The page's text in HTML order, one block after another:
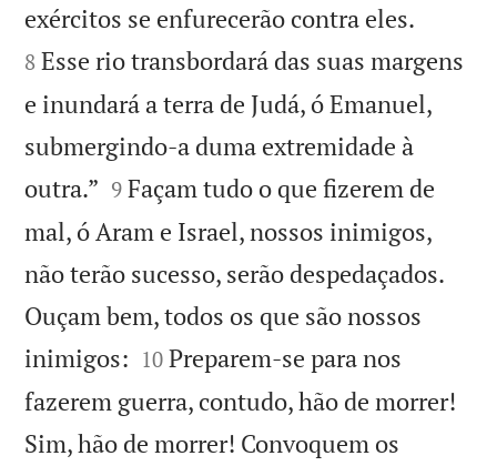
exércitos se enfurecerão contra eles.
8 Esse rio transbordará das suas margens
e inundará a terra de Judá, ó Emanuel,
submergindo-a duma extremidade à
outra.” 

9 Façam tudo o que fizerem de
mal, ó Aram e Israel, nossos inimigos,
não terão sucesso, serão despedaçados.
Ouçam bem, todos os que são nossos
inimigos: 

10 Preparem-se para nos
fazerem guerra, contudo, hão de morrer!
Sim, hão de morrer! Convoquem os